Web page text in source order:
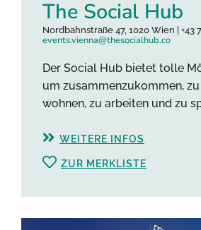
The Social Hub
Nordbahnstraße 47, 1020 Wien | +43
events.vienna@thesocialhub.co
Der Social Hub bietet tolle
um zusammenzukommen, zu
wohnen, zu arbeiten und zu
WEITERE INFOS
ZUR MERKLISTE